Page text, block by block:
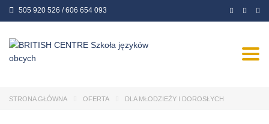
505 920 526 / 606 654 093
STRONA GŁÓWNA OFERTA DLA MŁODZIEŻY I DOROSŁYCH